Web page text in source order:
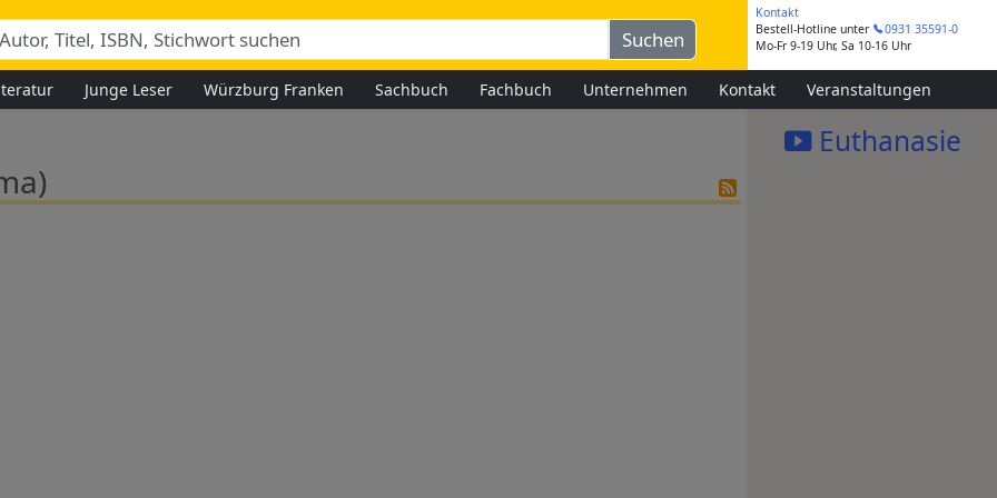
Kontakt
Bestell-Hotline unter
0931 35591-0
Mo-Fr 9-19 Uhr, Sa 10-16 Uhr
Junge Leser Würzburg Franken Sachbuch Fachbuch Unternehmen Kontakt Veranstaltungen
Euthanasie